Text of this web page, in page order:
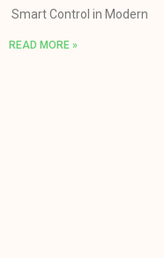
Smart Control in Modern
READ MORE »